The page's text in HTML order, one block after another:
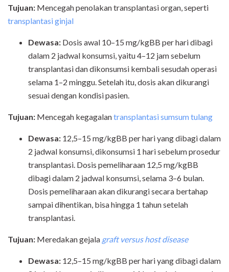
Tujuan: Mencegah penolakan transplantasi organ, seperti
transplantasi ginjal
Dewasa: Dosis awal 10–15 mg/kgBB per hari dibagi
dalam 2 jadwal konsumsi, yaitu 4–12 jam sebelum
transplantasi dan dikonsumsi kembali sesudah operasi
selama 1–2 minggu. Setelah itu, dosis akan dikurangi
sesuai dengan kondisi pasien.
Tujuan: Mencegah kegagalantransplantasi sumsum tulang
Dewasa: 12,5–15 mg/kgBB per hari yang dibagi dalam
2 jadwal konsumsi, dikonsumsi 1 hari sebelum prosedur
transplantasi. Dosis pemeliharaan 12,5 mg/kgBB
dibagi dalam 2 jadwal konsumsi, selama 3–6 bulan.
Dosis pemeliharaan akan dikurangi secara bertahap
sampai dihentikan, bisa hingga 1 tahun setelah
transplantasi.
Tujuan: Meredakan gejala graft versus host disease
Dewasa: 12,5–15 mg/kgBB per hari yang dibagi dalam